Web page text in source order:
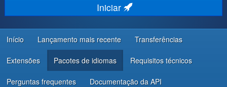
COMUNIDADE E SUPORTE
RECURSOS PARA PROGRAMADORES
Iniciar
Início Lançamento mais recente Transferências
Extensões Pacotes de idiomas Requisitos técnicos
Perguntas frequentes Documentação da API